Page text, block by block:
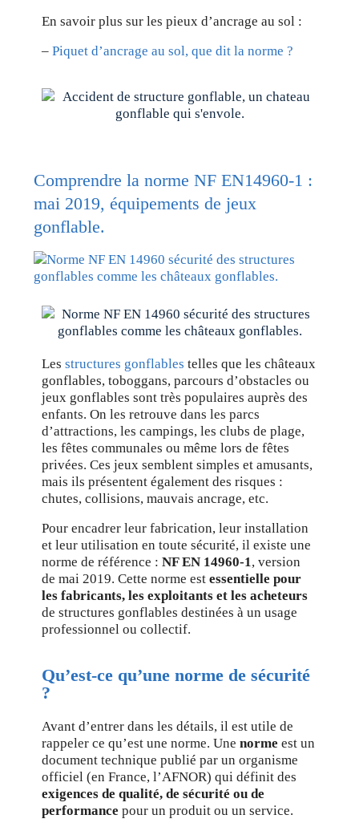
En savoir plus sur les pieux d’ancrage au sol :
–Piquet d’ancrage au sol, que dit la norme ?
Comprendre la norme NF EN14960-1 :
mai 2019, équipements de jeux
gonflable.
Lesstructures gonflables telles que les châteaux
gonflables, toboggans, parcours d’obstacles ou
jeux gonflables sont très populaires auprès des
enfants. On les retrouve dans les parcs
d’attractions, les campings, les clubs de plage,
les fêtes communales ou même lors de fêtes
privées. Ces jeux semblent simples et amusants,
mais ils présentent également des risques :
chutes, collisions, mauvais ancrage, etc.
Pour encadrer leur fabrication, leur installation
et leur utilisation en toute sécurité, il existe une
norme de référence :NF EN 14960-1 , version
de mai 2019. Cette norme estessentielle pour
les fabricants, les exploitants et les acheteurs
de structures gonflables destinées à un usage
professionnel ou collectif.
Qu’est-ce qu’une norme de sécurité
?
Avant d’entrer dans les détails, il est utile de
rappeler ce qu’est une norme. Unenorme est un
document technique publié par un organisme
officiel (en France, l’AFNOR) qui définit des
exigences de qualité, de sécurité ou de
performance pour un produit ou un service.